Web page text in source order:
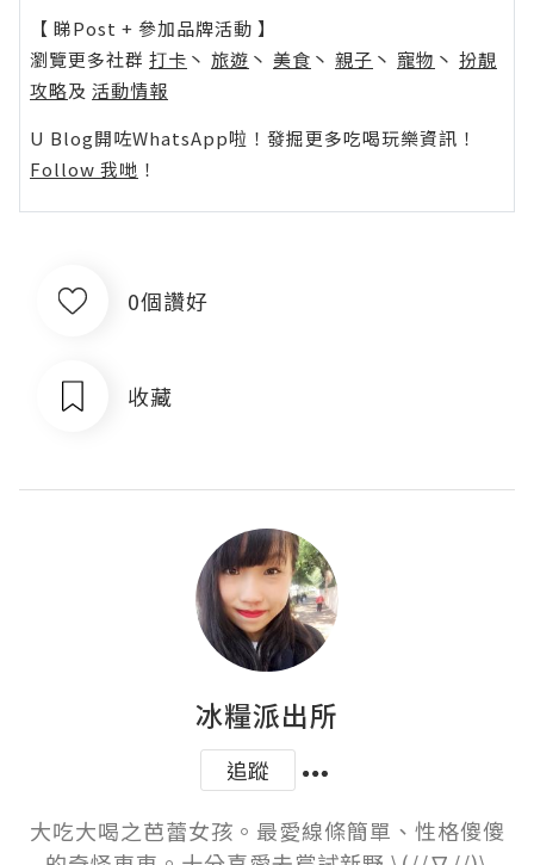
【 睇Post + 參加品牌活動 】
瀏覽更多社群 打卡 丶 旅遊 丶 美食 丶 親子 丶 寵物 丶 扮靚
攻略及 活動情報
U Blog開咗WhatsApp啦！發掘更多吃喝玩樂資訊！
Follow 我哋 ！
0個讚好
收藏
冰糧派出所
追蹤
大吃大喝之芭蕾女孩。最愛線條簡單、性格傻傻